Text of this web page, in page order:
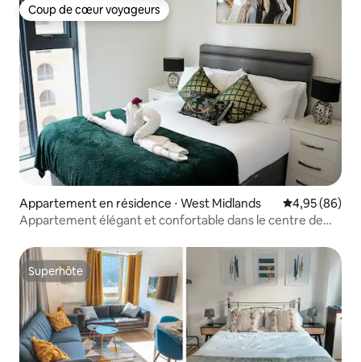
Coup de cœur voyageurs
Coup de cœur voyageurs
Appartement en résidence ⋅ West Midlands Évaluation
4,95 (86)
Appartement élégant et confortable dans le centre de
Superhôte
Superhôte